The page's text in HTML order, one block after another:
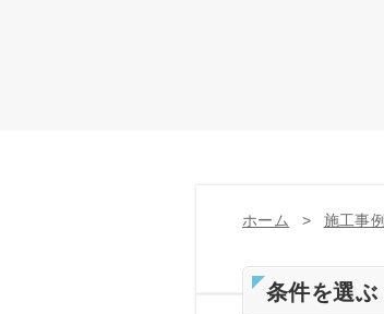
ホーム 施工事例
条件を選ぶ